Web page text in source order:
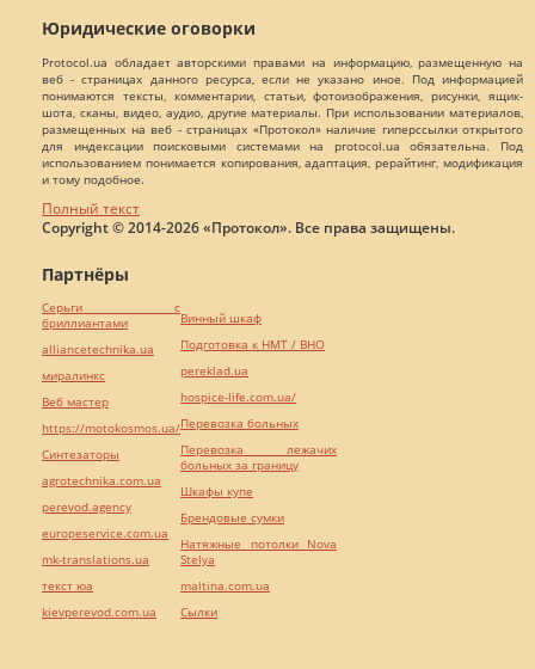
Юридические оговорки
Protocol.ua обладает авторскими правами на информацию, размещенную на
веб - страницах данного ресурса, если не указано иное. Под информацией
понимаются тексты, комментарии, статьи, фотоизображения, рисунки, ящик-
шота, сканы, видео, аудио, другие материалы. При использовании материалов,
размещенных на веб - страницах «Протокол» наличие гиперссылки открытого
для индексации поисковыми системами на protocol.ua обязательна. Под
использованием понимается копирования, адаптация, рерайтинг, модификация
и тому подобное.
Полный текст
Copyright © 2014-2026 «Протокол». Все права защищены.
Партнёры
Серьги с
бриллиантами
alliancetechnika.ua
миралинкс
Веб мастер
https://motokosmos.ua/
Синтезаторы
agrotechnika.com.ua
perevod.agency
europeservice.com.ua
mk-translations.ua
текст юа
kievperevod.com.ua
Винный шкаф
Подготовка к НМТ / ВНО
pereklad.ua
hospice-life.com.ua/
Перевозка больных
Перевозка лежачих
больных за границу
Шкафы купе
Брендовые сумки
Натяжные потолки Nova
Stelya
maltina.com.ua
Cылки